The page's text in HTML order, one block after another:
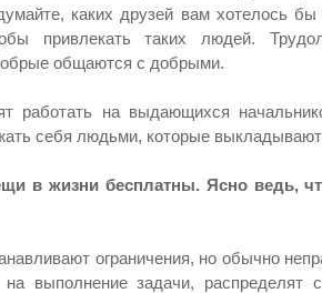
каких друзей вам хотелось бы
привлекать таких людей.
общаются с добрыми.
работать на выдающихся
себя людьми, которые
в жизни бесплатны. Ясно ведь,
ограничения, но обычно
выполнение задачи, распределят